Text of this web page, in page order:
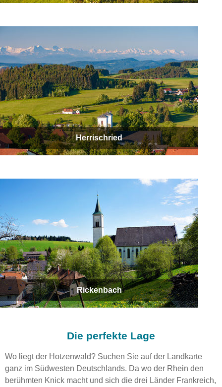
Herrischried
Rickenbach
Die perfekte Lage
Wo liegt der Hotzenwald? Suchen Sie auf der Landkarte
ganz im Südwesten Deutschlands. Da wo der Rhein den
berühmten Knick macht und sich die drei Länder Frankreich,